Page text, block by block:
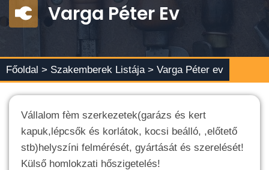
Varga Péter Ev
Főoldal > Szakemberek Listája > Varga Péter ev
Vállalom fèm szerkezetek(garázs és kert
kapuk,lépcsők és korlátok, kocsi beálló, ,előtető
stb)helyszíni felmérését, gyártását és szerelését!
Külső homlokzati hőszigetelés!